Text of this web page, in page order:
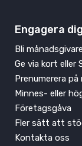
Engagera dig
Bli
Ge via kort eller
Prenumerera
Minnes- eller
Företagsgåva
Fler sätt att
Kontakta oss